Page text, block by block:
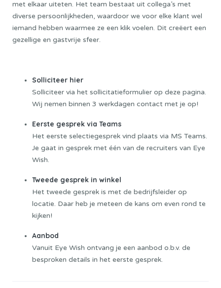
met elkaar uiteten. Het team bestaat uit collega’s met
diverse persoonlijkheden, waardoor we voor elke klant wel
iemand hebben waarmee ze een klik voelen. Dit creëert een
gezellige en gastvrije sfeer.
Solliciteer hier
Solliciteer via het sollicitatieformulier op deze pagina.
Wij nemen binnen 3 werkdagen contact met je op!
Eerste gesprek via Teams
Het eerste selectiegesprek vind plaats via MS Teams.
Je gaat in gesprek met één van de recruiters van Eye
Wish.
Tweede gesprek in winkel
Het tweede gesprek is met de bedrijfsleider op
locatie. Daar heb je meteen de kans om even rond te
kijken!
Aanbod
Vanuit Eye Wish ontvang je een aanbod o.b.v. de
besproken details in het eerste gesprek.